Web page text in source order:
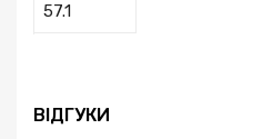
57.1
ВІДГУКИ